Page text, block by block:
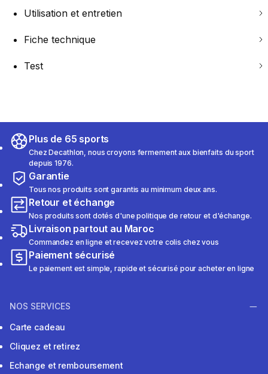
Utilisation et entretien
Fiche technique
Test
Plus de 65 sports
Chez Decathlon, nous croyons fermement aux bienfaits du sport
depuis 1976.
Garantie
Tous nos produits sont garantis au minimum deux ans.
Retour et échange
Nos produits sont dotés d'une politique de retour et d'échange.
Livraison partout au Maroc
Commandez en ligne et recevez votre colis chez vous
Paiement sécurisé
Le paiement est simple, rapide et sécurisé pour acheter en ligne
NOS SERVICES
Carte cadeau
Cliquez et retirez
Echange et remboursement